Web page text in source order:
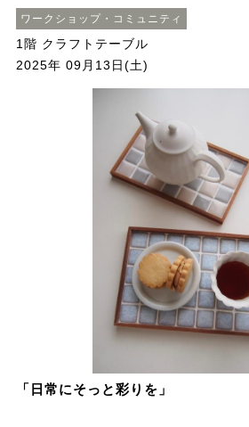
ワークショップ・コミュニティ
1階 クラフトテーブル
2025年 09月13日(土)
「日常にそっと彩りを」